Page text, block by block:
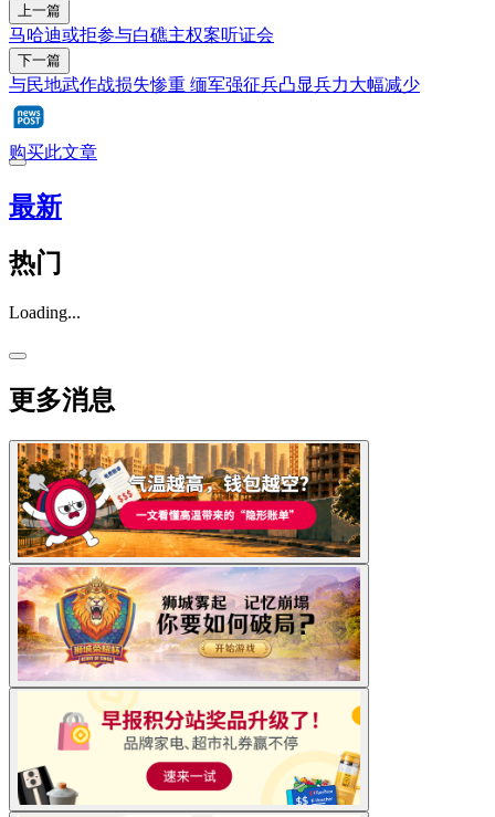
上一篇
马哈迪或拒参与白礁主权案听证会
下一篇
与民地武作战损失惨重 缅军强征兵凸显兵力大幅减少
购买此文章
最新
热门
Loading...
更多消息